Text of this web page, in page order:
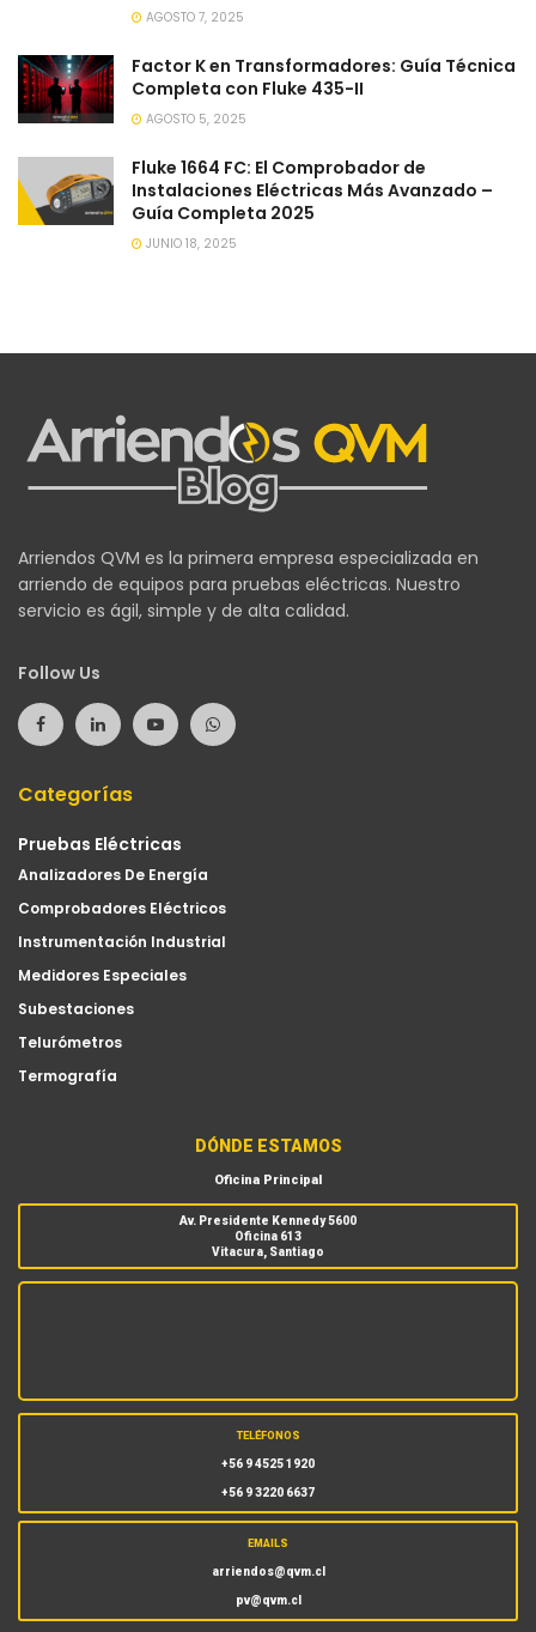
AGOSTO 7, 2025
Factor K en Transformadores: Guía Técnica
Completa con Fluke 435-II
AGOSTO 5, 2025
Fluke 1664 FC: El Comprobador de
Instalaciones Eléctricas Más Avanzado –
Guía Completa 2025
JUNIO 18, 2025
Arriendos QVM es la primera empresa especializada en
arriendo de equipos para pruebas eléctricas. Nuestro
servicio es ágil, simple y de alta calidad.
Follow Us
Categorías
Pruebas Eléctricas
Analizadores De Energía
Comprobadores Eléctricos
Instrumentación Industrial
Medidores Especiales
Subestaciones
Telurómetros
Termografía
DÓNDE ESTAMOS
Oficina Principal
Av. Presidente Kennedy 5600
Oficina 613
Vitacura, Santiago
TELÉFONOS
+56 9 4525 1920
+56 9 3220 6637
EMAILS
arriendos@qvm.cl
pv@qvm.cl